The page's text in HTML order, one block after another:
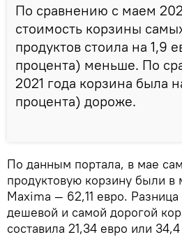
По сравнению с маем
стоимость корзины
продуктов стоила на 1,9
процента) меньше. По
2021 года корзина была
процента) дороже.
По данным портала, в мае
продуктовую корзину были в
Maxima — 62,11 евро.
дешевой и самой дорогой
составила 21,34 евро или